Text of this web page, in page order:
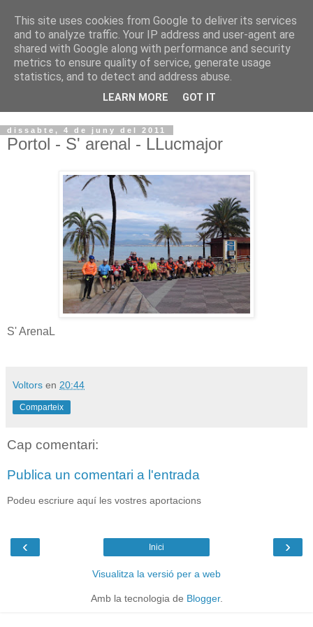
VOLTORS -2026 -
¡¡¡TENIM GANA!!!
dissabte, 4 de juny del 2011
Portol - S' arenal - LLucmajor
S' ArenaL
Voltors en 20:44
Comparteix
Cap comentari:
Publica un comentari a l'entrada
Podeu escriure aquí les vostres aportacions
‹ ›
Inici
Visualitza la versió per a web
Amb la tecnologia de Blogger.
This site uses cookies from Google to deliver its services
and to analyze traffic. Your IP address and user-agent are
shared with Google along with performance and security
metrics to ensure quality of service, generate usage
statistics, and to detect and address abuse.
LEARN MORE GOT IT